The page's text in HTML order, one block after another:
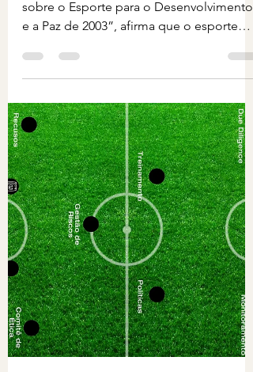
sobre o Esporte para o Desenvolvimento
e a Paz de 2003”, afirma que o esporte
por sua própria natureza...